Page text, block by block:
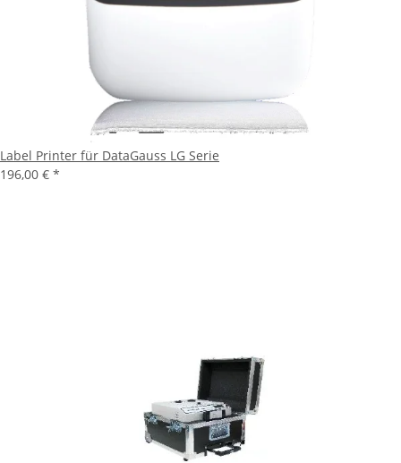
Label Printer für DataGauss LG Serie
196,00 € *